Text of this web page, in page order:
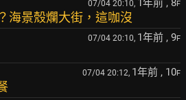
07/04 20:10, 1年前 , 8F
海景殼爛大街，這咖沒
07/04 20:10, 1年前 , 9F
07/04 20:12, 1年前 , 10F